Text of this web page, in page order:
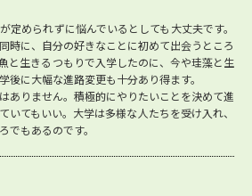
定められずに悩んでいるとしても大丈夫です。
時に、自分の好きなことに初めて出会うところ
と生きるつもりで入学したのに、今や珪藻と生
後に大幅な進路変更も十分あり得ます。
ありません。積極的にやりたいことを決めて進
いてもいい。大学は多様な人たちを受け入れ、
でもあるのです。